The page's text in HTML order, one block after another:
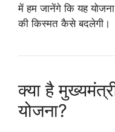
में हम जानेंगे कि यह
की किस्मत कैसे बदलेगी।
क्या है
योजना?